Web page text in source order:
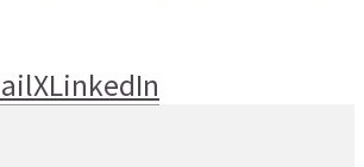
XLinkedIn